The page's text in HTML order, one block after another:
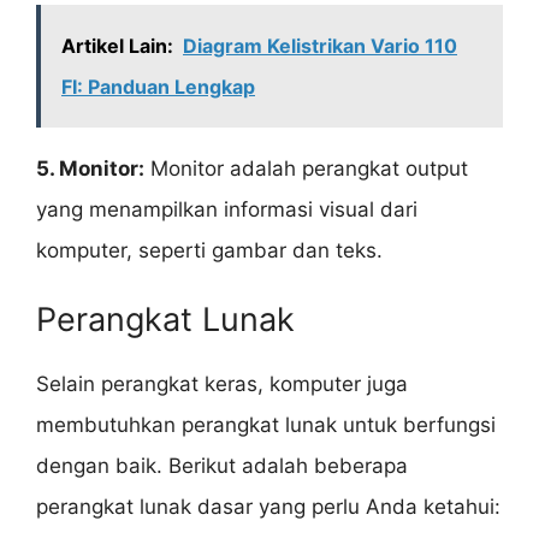
Artikel Lain: Diagram Kelistrikan Vario 110
FI: Panduan Lengkap
5. Monitor: Monitor adalah perangkat output
yang menampilkan informasi visual dari
komputer, seperti gambar dan teks.
Perangkat Lunak
Selain perangkat keras, komputer juga
membutuhkan perangkat lunak untuk berfungsi
dengan baik. Berikut adalah beberapa
perangkat lunak dasar yang perlu Anda ketahui: